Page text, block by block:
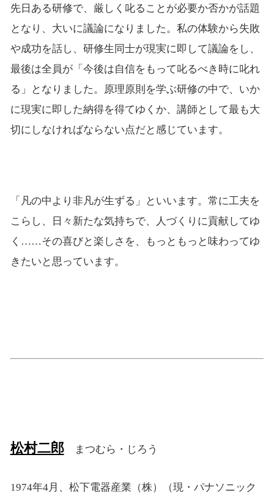
先日ある研修で、厳しく叱ることが必要か否かが話題
となり、大いに議論になりました。私の体験から失敗
や成功を話し、研修生同士が現実に即して議論をし、
最後は全員が「今後は自信をもって叱るべき時に叱れ
る」となりました。原理原則を学ぶ研修の中で、いか
に現実に即した納得を得てゆくか、講師として最も大
切にしなければならない点だと感じています。
「凡の中より非凡が生ずる」といいます。常に工夫を
こらし、日々新たな気持ちで、人づくりに貢献してゆ
く……その喜びと楽しさを、もっともっと味わってゆ
きたいと思っています。
松村二郎まつむら・じろう
1974年4月、松下電器産業（株）（現・パナソニック